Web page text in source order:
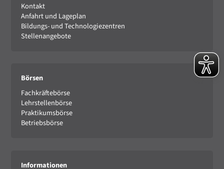
Kontakt
Anfahrt und Lageplan
Bildungs- und Technologiezentren
Stellenangebote
Börsen
Fachkräftebörse
Lehrstellenbörse
Praktikumsbörse
Betriebsbörse
Informationen